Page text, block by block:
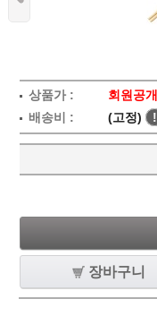
상품가 : 회원공개
배송비 :
(고정) !
장바구니